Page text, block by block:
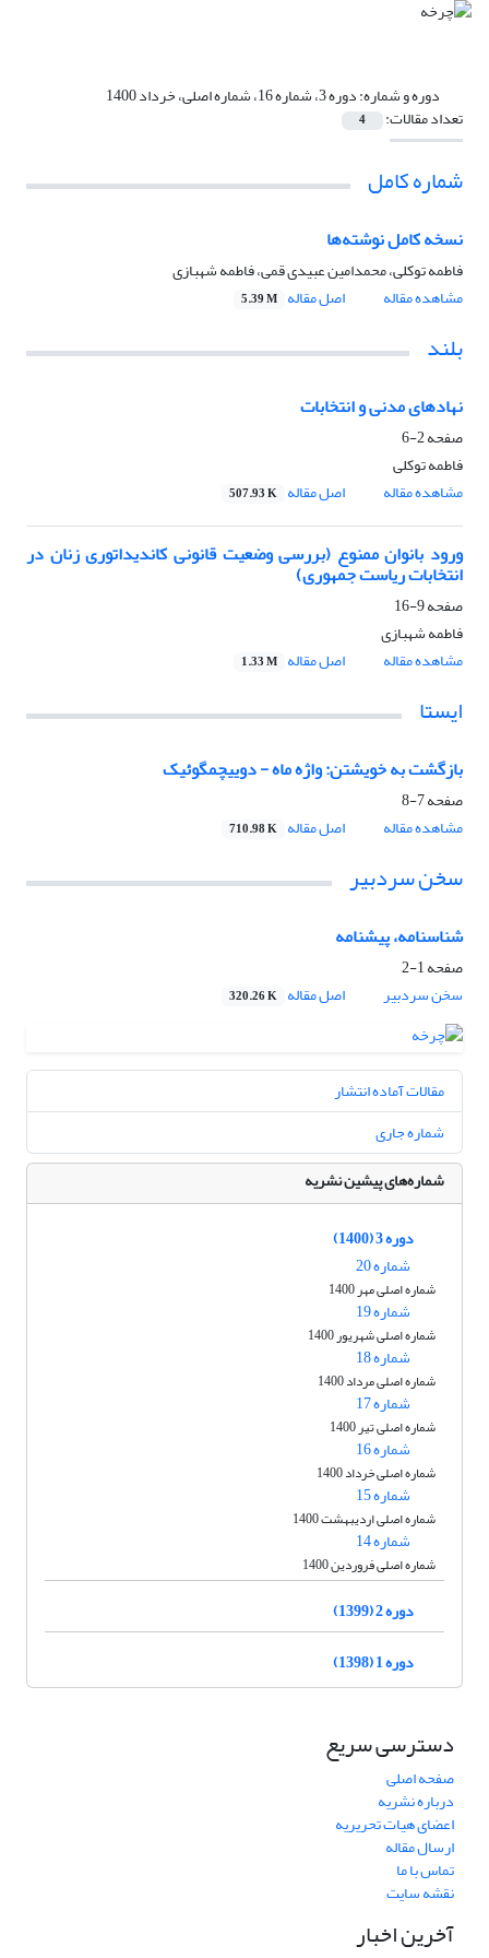
دوره و شماره:دوره 3، شماره 16، شماره اصلی، خرداد 1400
تعداد مقالات: 4
شماره کامل
نسخه کامل نوشته‌ها
فاطمه توکلی، محمدامین عبیدی قمی، فاطمه شهبازی
مشاهده مقاله
اصل مقاله 5.39 M
بلند
نهادهای مدنی و انتخابات
صفحه2-6
فاطمه توکلی
مشاهده مقاله
اصل مقاله 507.93 K
ورود بانوان ممنوع (بررسی وضعیت قانونی کاندیداتوری زنان در
انتخابات ریاست جمهوری)
صفحه9-16
فاطمه شهبازی
مشاهده مقاله
اصل مقاله 1.33 M
ایستا
بازگشت به خویشتن: واژه ماه - دوییچمگوئیک
صفحه7-8
مشاهده مقاله
اصل مقاله 710.98 K
سخن سردبیر
شناسنامه، پیشنامه
صفحه1-2
سخن سردبیر
اصل مقاله 320.26 K
مقالات آماده انتشار
شماره جاری
شماره‌های پیشین نشریه
دوره 3 (1400)
شماره 20
شماره اصلی مهر 1400
شماره 19
شماره اصلی شهریور 1400
شماره 18
شماره اصلی مرداد 1400
شماره 17
شماره اصلی تیر 1400
شماره 16
شماره اصلی خرداد 1400
شماره 15
شماره اصلی اردیبهشت 1400
شماره 14
شماره اصلی فروردین 1400
دوره 2 (1399)
دوره 1 (1398)
دسترسی سریع
صفحه اصلی
درباره نشریه
اعضای هیات تحریریه
ارسال مقاله
تماس با ما
نقشه سایت
آخرین اخبار